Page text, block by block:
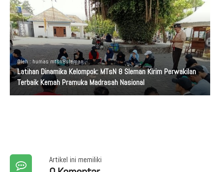
Oleh : humas mtsn8sleman
Latihan Dinamika Kelompok: MTsN 8 Sleman Kirim Perwakilan
Terbaik Kemah Pramuka Madrasah Nasional
Artikel ini memiliki